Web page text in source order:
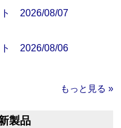
ト 2026/08/07
ト 2026/08/06
もっと見る »
製品